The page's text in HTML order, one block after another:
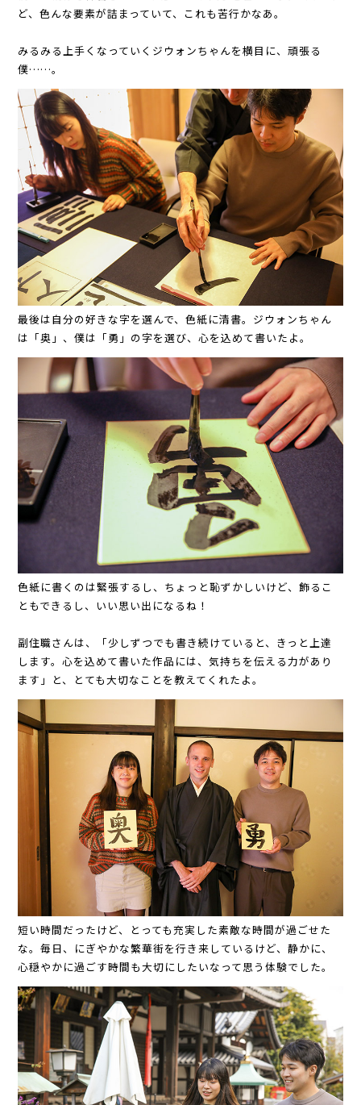
ど、色んな要素が詰まっていて、これも苦行かなあ。
みるみる上手くなっていくジウォンちゃんを横目に、頑張る
僕……。
最後は自分の好きな字を選んで、色紙に清書。ジウォンちゃん
は「奥」、僕は「勇」の字を選び、心を込めて書いたよ。
色紙に書くのは緊張するし、ちょっと恥ずかしいけど、飾るこ
ともできるし、いい思い出になるね！
副住職さんは、「少しずつでも書き続けていると、きっと上達
します。心を込めて書いた作品には、気持ちを伝える力があり
ます」と、とても大切なことを教えてくれたよ。
短い時間だったけど、とっても充実した素敵な時間が過ごせた
な。毎日、にぎやかな繁華街を行き来しているけど、静かに、
心穏やかに過ごす時間も大切にしたいなって思う体験でした。